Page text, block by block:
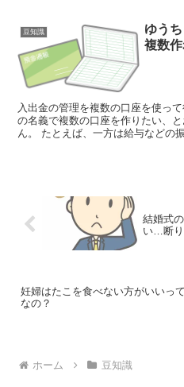
豆知識
ゆう
複数
入出金の管理を複数の口座を使って行
の名義で複数の口座を作りたい、
ん。 たとえば、一方は給与などの振込用、一方は社会保険料、電
結婚式
い…断り
妊婦はたこを食べない方がいいっ
なの？
ホーム 豆知識